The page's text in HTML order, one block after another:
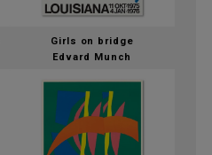
Girls on bridge
Edvard Munch